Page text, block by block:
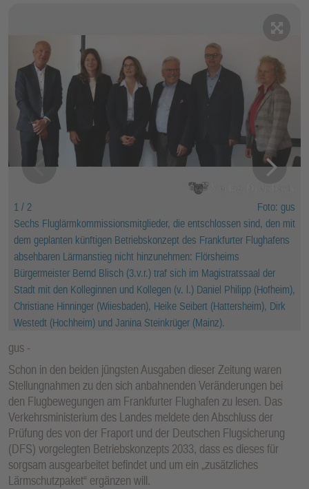
1 / 2
Foto: gus
Sechs Fluglärmkommissionsmitglieder, die entschlossen sind, den mit
dem geplanten künftigen Betriebskonzept des Frankfurter Flughafens
absehbaren Lärmanstieg nicht hinzunehmen: Flörsheims
Bürgermeister Bernd Blisch (3.v.r.) traf sich im Magistratssaal der
Stadt mit den Kolleginnen und Kollegen (v. l.) Daniel Philipp (Hofheim),
Christiane Hinninger (Wiiesbaden), Heike Seibert (Hattersheim), Dirk
Westedt (Hochheim) und Janina Steinkrüger (Mainz).
gus
Schon in den beiden jüngsten Ausgaben dieser Zeitung waren
Stellungnahmen zu den sich anbahnenden Veränderungen bei
den Flugbewegungen am Frankfurter Flughafen zu lesen. Das
Verkehrsministerium des Landes meldete den Abschluss der
Prüfung des von der Fraport und der Deutschen Flugsicherung
(DFS) vorgelegten Betriebskonzepts 2033, dass es dieses für
sorgsam ausgearbeitet befindet und um ein „zusätzliches
Lärmschutzpaket“ ergänzen will.